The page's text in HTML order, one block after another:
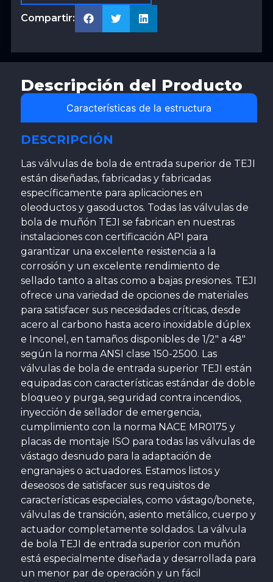
Compartir:
Descripción del Producto
Características de la estructura
DESCRIPCIÓN
Las válvulas de bola de entrada superior de TEJI
están diseñadas, fabricadas y fabricadas
específicamente para aplicaciones en
oleoductos y gasoductos. Todas las válvulas de
bola de muñón TEJI se fabrican en nuestras
instalaciones con certificación API para
garantizar una excelente resistencia a la
corrosión y un excelente rendimiento de
sellado tanto a altas como a bajas presiones. TEJI
ofrece una variedad de opciones de materiales
para satisfacer sus necesidades críticas, desde
acero al carbono hasta acero inoxidable dúplex
e Inconel, en tamaños disponibles de 1/2″ a 48″
según la norma ANSI clase 150-2500. Las
válvulas de bola de entrada superior TEJI están
equipadas con características estándar de doble
bloqueo y purga, seguridad contra incendios,
inyección de sellador de emergencia,
cumplimiento con la norma NACE MR0175 y
placas de montaje ISO para todas las válvulas de
vástago desnudo para la adaptación de
engranajes o actuadores. Estamos listos y
deseosos de satisfacer sus requisitos de
características especiales, como vástago/bonete,
válvulas de transición, asiento metálico, cuerpo y
actuador completamente soldados. La válvula
de bola TEJI de entrada superior con muñón
está especialmente diseñada y desarrollada para
un menor par de operación y un fácil